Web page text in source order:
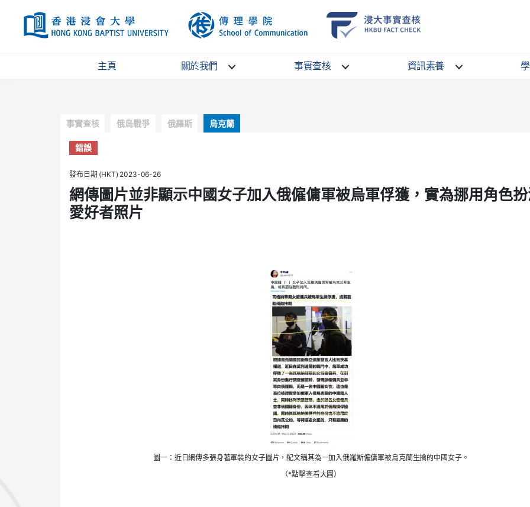
HKBU
School
Communication
主頁 關於我們 事實查核 資訊素養
Categories
事實查核 俄烏戰爭 俄羅斯 烏克蘭
錯誤
發布日期 (HKT) 2023-06-26
網傳圖片並非顯示中國女子加入俄僱傭軍被烏軍俘獲，實為挪用角色
愛好者照片
圖一：近日網傳多張身著軍裝的女子圖片，配文稱其為一加入俄羅斯僱傭軍被烏克蘭生擒的中國女子。
（*點擊查看大圖）